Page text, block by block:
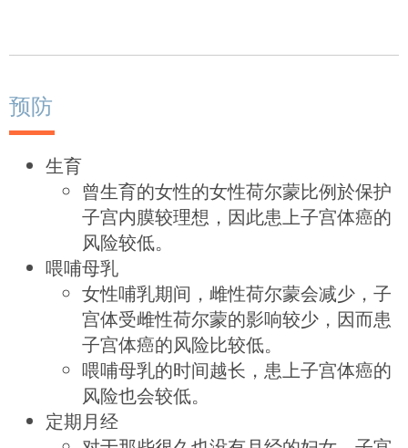
预防
生育
曾生育的女性的女性荷尔蒙比例於保护
子宫内膜较理想，因此患上子宫体癌的
风险较低。
喂哺母乳
女性哺乳期间，雌性荷尔蒙会减少，子
宫体受雌性荷尔蒙的影响较少，因而患
子宫体癌的风险比较低。
喂哺母乳的时间越长，患上子宫体癌的
风险也会较低。
定期月经